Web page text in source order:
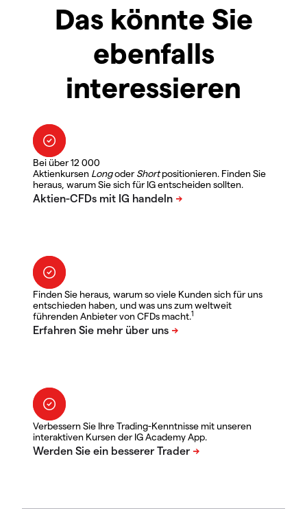
Das könnte Sie
ebenfalls
interessieren
Bei über 12 000
Aktienkursen LongoderShortpositionieren. Finden Sie
heraus, warum Sie sich für IG entscheiden sollten.
Finden Sie heraus, warum so viele Kunden sich für uns
entschieden haben, und was uns zum weltweit
führenden Anbieter von CFDs macht.1
Verbessern Sie Ihre Trading-Kenntnisse mit unseren
interaktiven Kursen der IG Academy App.